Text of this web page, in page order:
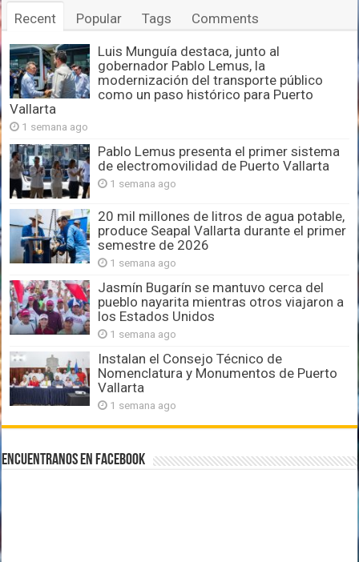
Recent Popular Tags Comments
Luis Munguía destaca, junto al
gobernador Pablo Lemus, la
modernización del transporte público
como un paso histórico para Puerto
Vallarta
1 semana ago
Pablo Lemus presenta el primer sistema
de electromovilidad de Puerto Vallarta
1 semana ago
20 mil millones de litros de agua potable,
produce Seapal Vallarta durante el primer
semestre de 2026
1 semana ago
Jasmín Bugarín se mantuvo cerca del
pueblo nayarita mientras otros viajaron a
los Estados Unidos
1 semana ago
Instalan el Consejo Técnico de
Nomenclatura y Monumentos de Puerto
Vallarta
1 semana ago
Encuentranos en Facebook